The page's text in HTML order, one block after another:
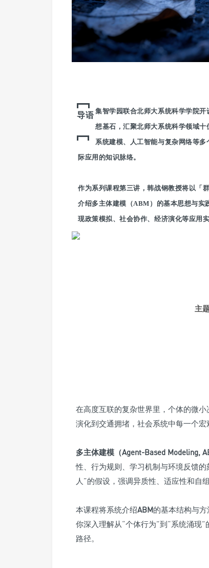
导语 集智学园联合北师大系统科学学院开
想基石，汇聚北师大系统科学领域
系统建模、人工智能与复杂网络等
际应用的知识脉络。
作为系列课程第三讲，韩战钢教授将以「
介绍多主体建模（ABM）的基本思想与实
现政策模拟、社会协作、经济演化等应用实
主
在高度互联的复杂世界里，个体的微
演化到交通拥堵，社会系统中每一个宏
多主体建模（Agent-Based Modeling,
性、行为规则、学习机制与环境反馈
人”的假设，强调异质性、适应性和自
本课程将系统介绍ABM的基本结构与
你深入理解从“个体行为”到“系统涌现
路径。